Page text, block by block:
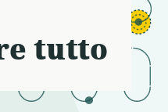
tutto